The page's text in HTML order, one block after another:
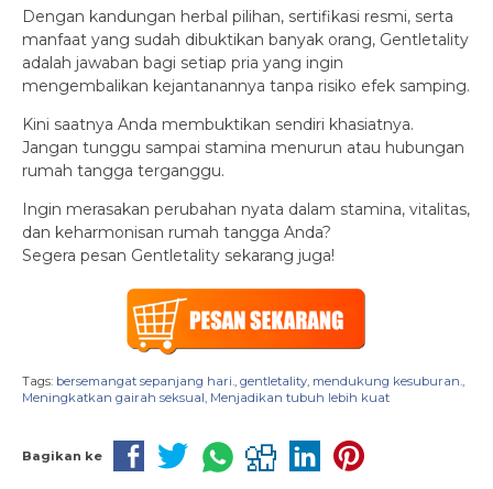
Dengan kandungan herbal pilihan, sertifikasi resmi, serta
manfaat yang sudah dibuktikan banyak orang, Gentletality
adalah jawaban bagi setiap pria yang ingin
mengembalikan kejantanannya tanpa risiko efek samping.
Kini saatnya Anda membuktikan sendiri khasiatnya.
Jangan tunggu sampai stamina menurun atau hubungan
rumah tangga terganggu.
Ingin merasakan perubahan nyata dalam stamina, vitalitas,
dan keharmonisan rumah tangga Anda?
Segera pesan Gentletality sekarang juga!
Tags: bersemangat sepanjang hari., gentletality, mendukung kesuburan.,
Meningkatkan gairah seksual, Menjadikan tubuh lebih kuat
Bagikan ke